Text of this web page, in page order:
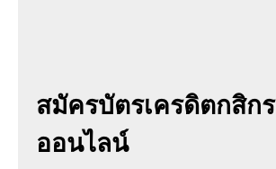
สมัครบัตรเครดิตกสิกร
ออนไลน์